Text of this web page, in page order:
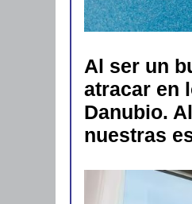
Al ser un
atracar en
Danubio.
nuestras